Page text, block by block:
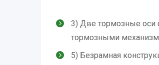
3) Две тормозные оси
тормозными
5) Безрамная